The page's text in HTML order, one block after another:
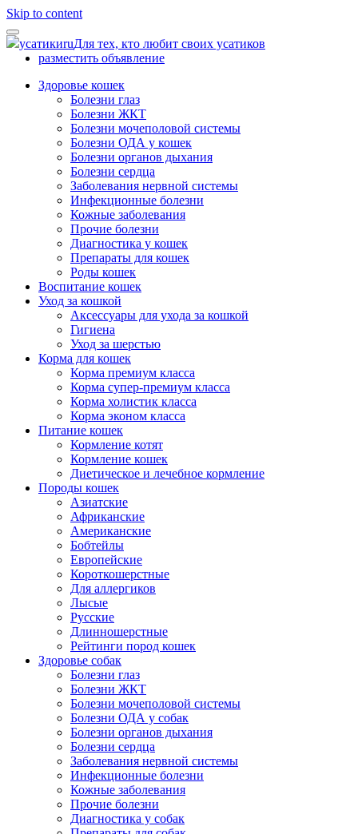
Skip to content
усатикиruДля тех, кто любит своих усатиков
разместить объявление
Здоровье кошек
Болезни глаз
Болезни ЖКТ
Болезни мочеполовой системы
Болезни ОДА у кошек
Болезни органов дыхания
Болезни сердца
Заболевания нервной системы
Инфекционные болезни
Кожные заболевания
Прочие болезни
Диагностика у кошек
Препараты для кошек
Роды кошек
Воспитание кошек
Уход за кошкой
Аксессуары для ухода за кошкой
Гигиена
Уход за шерстью
Корма для кошек
Корма премиум класса
Корма супер-премиум класса
Корма холистик класса
Корма эконом класса
Питание кошек
Кормление котят
Кормление кошек
Диетическое и лечебное кормление
Породы кошек
Азиатские
Африканские
Американские
Бобтейлы
Европейские
Короткошерстные
Для аллергиков
Лысые
Русские
Длинношерстные
Рейтинги пород кошек
Здоровье собак
Болезни глаз
Болезни ЖКТ
Болезни мочеполовой системы
Болезни ОДА у собак
Болезни органов дыхания
Болезни сердца
Заболевания нервной системы
Инфекционные болезни
Кожные заболевания
Прочие болезни
Диагностика у собак